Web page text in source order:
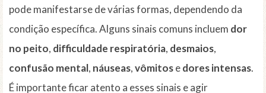
pode manifestarse de várias formas, dependendo da
condição específica. Alguns sinais comuns incluem dor
no peito, difficuldade respiratória, desmaios,
confusão mental, náuseas,vômitosedores intensas.
É importante ficar atento a esses sinais e agir